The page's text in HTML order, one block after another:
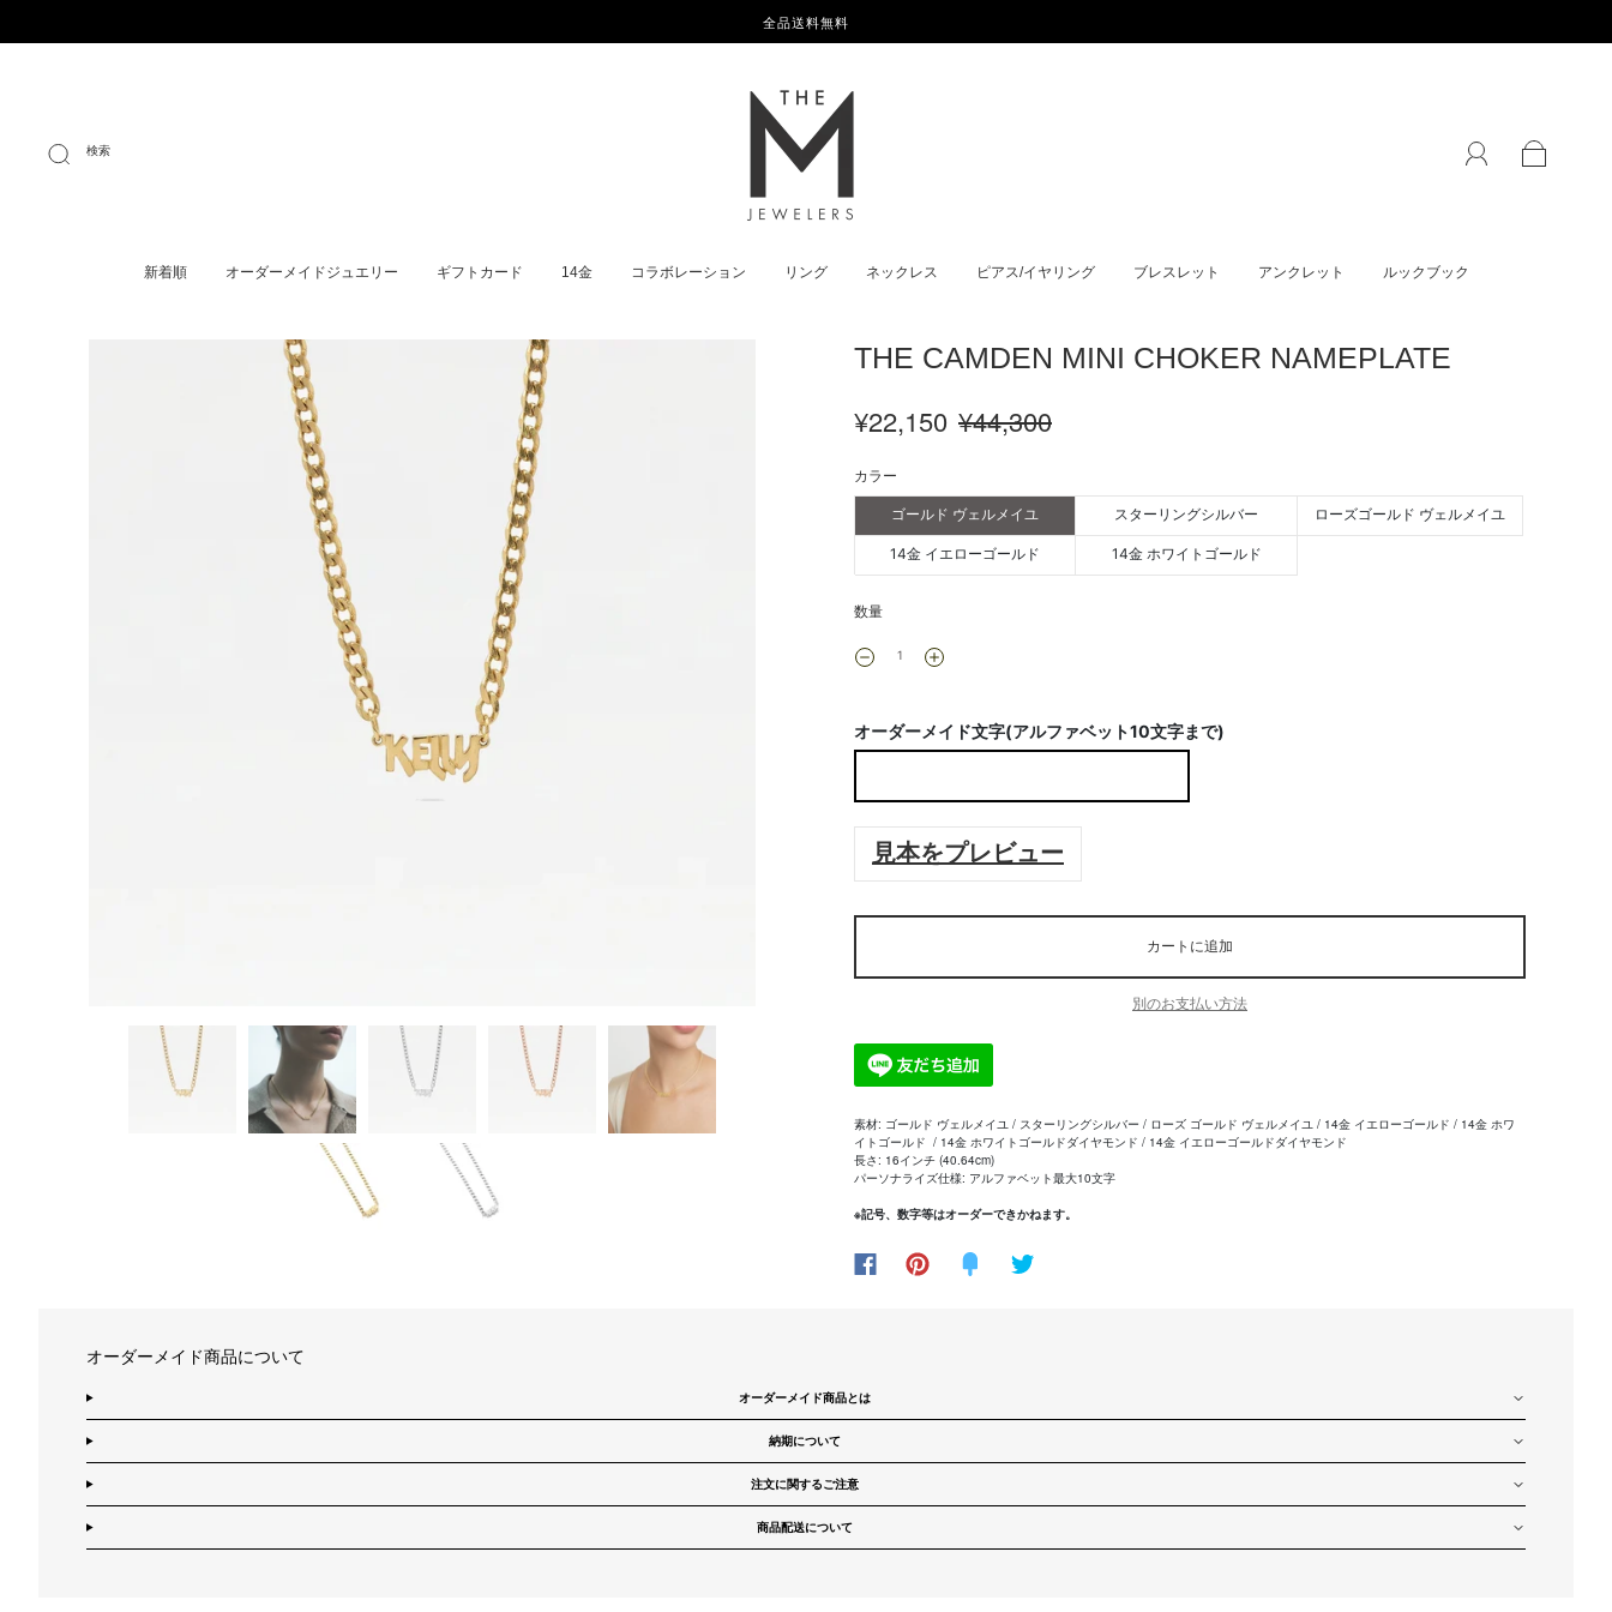
全品送料無料
検索
新着順 オーダーメイドジュエリー ギフトカード 14金 コラボレーション リング ネックレス ピアス/イヤリング ブレスレット アンクレット ルックブック
THE CAMDEN MINI CHOKER NAMEPLATE
¥22,150 ¥44,300
カラー
ゴールド ヴェルメイユ スターリングシルバー ローズゴールド ヴェルメイユ
14金 イエローゴールド 14金 ホワイトゴールド
数量
オーダーメイド文字(アルファベット10文字まで)
見本をプレビュー
カートに追加
別のお支払い方法
素材: ゴールド ヴェルメイユ / スターリングシルバー / ローズ ゴールド ヴェルメイユ / 14金 イエローゴールド / 14金 ホワ
イトゴールド / 14金 ホワイトゴールドダイヤモンド / 14金 イエローゴールドダイヤモンド
長さ: 16インチ (40.64cm)
パーソナライズ仕様: アルファベット最大10文字
※記号、数字等はオーダーできかねます。
オーダーメイド商品について
オーダーメイド商品とは
納期について
注文に関するご注意
商品配送について